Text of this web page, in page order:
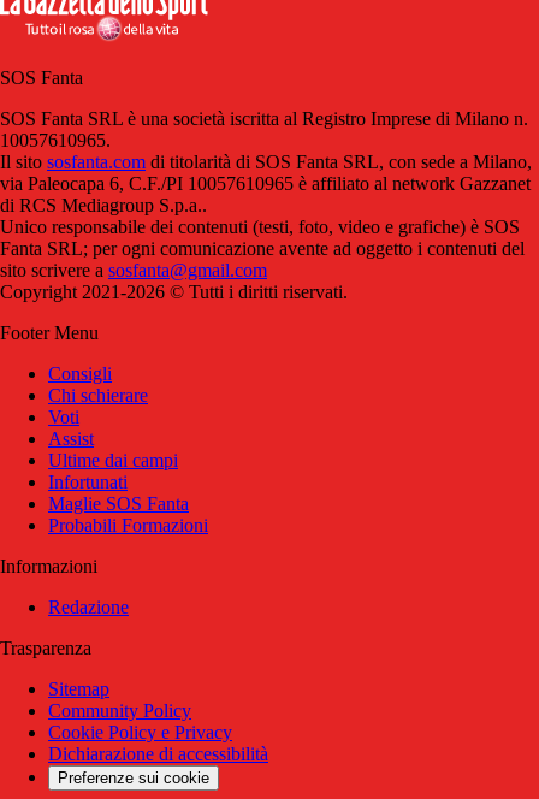
SOS Fanta
SOS Fanta SRL è una società iscritta al Registro Imprese di Milano n.
10057610965.
Il sito sosfanta.com di titolarità di SOS Fanta SRL, con sede a Milano,
via Paleocapa 6, C.F./PI 10057610965 è affiliato al network Gazzanet
di RCS Mediagroup S.p.a..
Unico responsabile dei contenuti (testi, foto, video e grafiche) è SOS
Fanta SRL; per ogni comunicazione avente ad oggetto i contenuti del
sito scrivere a sosfanta@gmail.com
Copyright 2021-2026 © Tutti i diritti riservati.
Footer Menu
Consigli
Chi schierare
Voti
Assist
Ultime dai campi
Infortunati
Maglie SOS Fanta
Probabili Formazioni
Informazioni
Redazione
Trasparenza
Sitemap
Community Policy
Cookie Policy e Privacy
Dichiarazione di accessibilità
Preferenze sui cookie